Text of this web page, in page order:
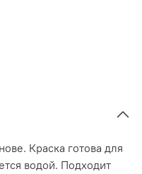
Краска готова для
водой. Подходит